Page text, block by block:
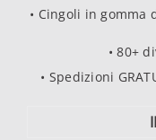
• Cingoli in
• 80+
• Spedizioni